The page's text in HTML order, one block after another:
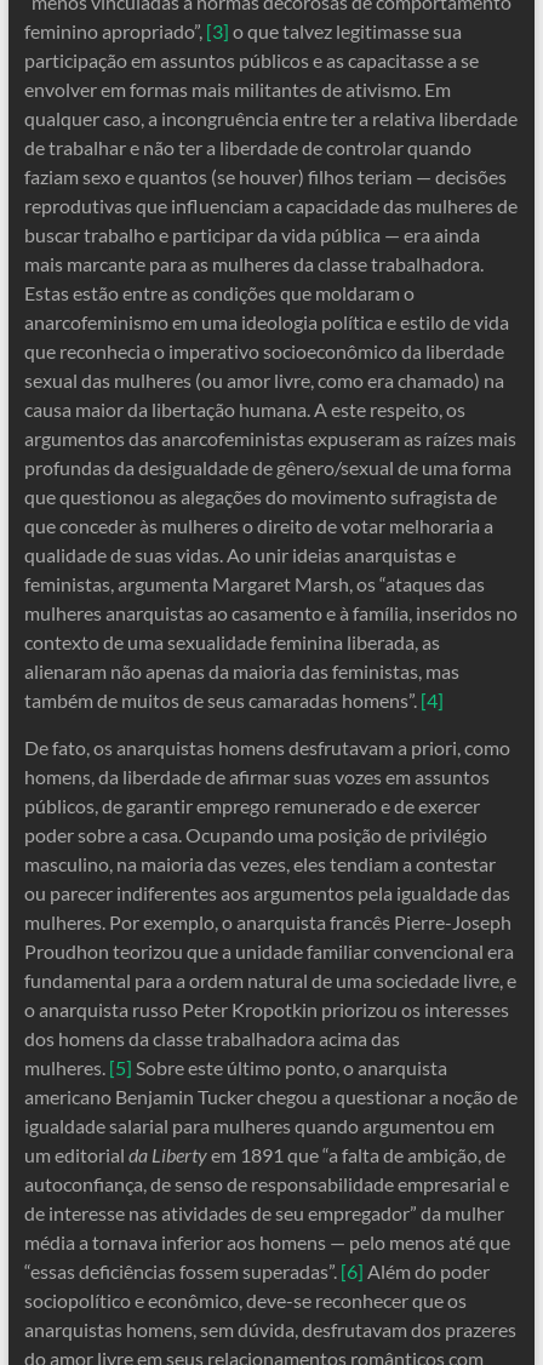
feminino apropriado”, [3] o que talvez legitimasse sua
participação em assuntos públicos e as capacitasse a se
envolver em formas mais militantes de ativismo. Em
qualquer caso, a incongruência entre ter a relativa liberdade
de trabalhar e não ter a liberdade de controlar quando
faziam sexo e quantos (se houver) filhos teriam — decisões
reprodutivas que influenciam a capacidade das mulheres de
buscar trabalho e participar da vida pública — era ainda
mais marcante para as mulheres da classe trabalhadora.
Estas estão entre as condições que moldaram o
anarcofeminismo em uma ideologia política e estilo de vida
que reconhecia o imperativo socioeconômico da liberdade
sexual das mulheres (ou amor livre, como era chamado) na
causa maior da libertação humana. A este respeito, os
argumentos das anarcofeministas expuseram as raízes mais
profundas da desigualdade de gênero/sexual de uma forma
que questionou as alegações do movimento sufragista de
que conceder às mulheres o direito de votar melhoraria a
qualidade de suas vidas. Ao unir ideias anarquistas e
feministas, argumenta Margaret Marsh, os “ataques das
mulheres anarquistas ao casamento e à família, inseridos no
contexto de uma sexualidade feminina liberada, as
alienaram não apenas da maioria das feministas, mas
também de muitos de seus camaradas homens”. [4]
De fato, os anarquistas homens desfrutavam a priori, como
homens, da liberdade de afirmar suas vozes em assuntos
públicos, de garantir emprego remunerado e de exercer
poder sobre a casa. Ocupando uma posição de privilégio
masculino, na maioria das vezes, eles tendiam a contestar
ou parecer indiferentes aos argumentos pela igualdade das
mulheres. Por exemplo, o anarquista francês Pierre-Joseph
Proudhon teorizou que a unidade familiar convencional era
fundamental para a ordem natural de uma sociedade livre, e
o anarquista russo Peter Kropotkin priorizou os interesses
dos homens da classe trabalhadora acima das
mulheres. [5] Sobre este último ponto, o anarquista
americano Benjamin Tucker chegou a questionar a noção de
igualdade salarial para mulheres quando argumentou em
um editorial da Libertyem 1891 que “a falta de ambição, de
autoconfiança, de senso de responsabilidade empresarial e
de interesse nas atividades de seu empregador” da mulher
média a tornava inferior aos homens — pelo menos até que
“essas deficiências fossem superadas”. [6] Além do poder
sociopolítico e econômico, deve-se reconhecer que os
anarquistas homens, sem dúvida, desfrutavam dos prazeres
do amor livre em seus relacionamentos românticos com